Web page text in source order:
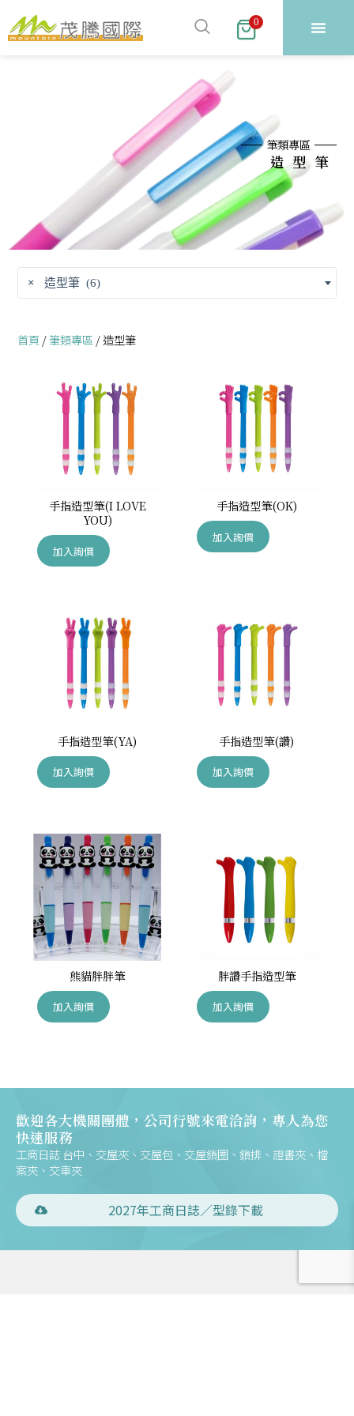
跳
至
0
筆類專區
造型筆
× 造型筆 (6)
首頁 /筆類專區 / 造型筆
手指造型筆(I LOVE
YOU)
加入詢價
手指造型筆(OK)
加入詢價
手指造型筆(YA)
加入詢價
手指造型筆(讚)
加入詢價
熊貓胖胖筆
加入詢價
胖讚手指造型筆
加入詢價
歡迎各大機關團體，公司行號來電洽詢，專人為您
快速服務
工商日誌 台中、交屋夾、交屋包、交屋鎖圈、鎖排、證書夾、檔
案夾、交車夾
2027年工商日誌／型錄下載